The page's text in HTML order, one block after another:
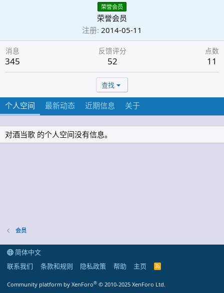
荣誉会员
荣誉会员
注册 2014-05-11
消息
345
反馈评分
52
点数
11
查找
个人空间 最新动态 近期信息 关于
对酒当歌 的个人空间没有信息。
会员
简体中文
联系我们
条款和规则 隐私政策 帮助 主页
R
Community platform by XenForo® © 2010-2025 XenForo Ltd.